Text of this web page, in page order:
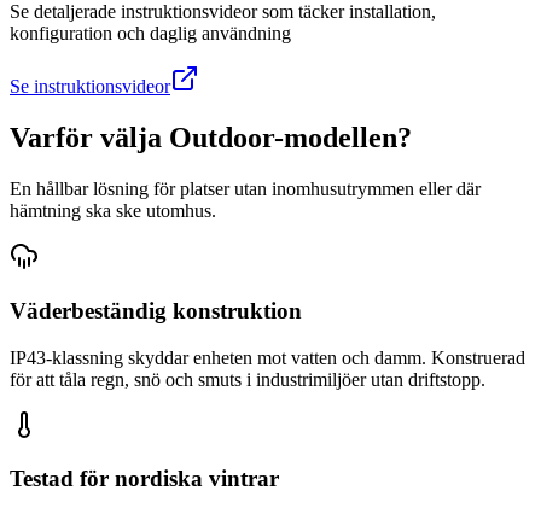
Se detaljerade instruktionsvideor som täcker installation,
konfiguration och daglig användning
Se instruktionsvideor
Varför välja Outdoor-modellen?
En hållbar lösning för platser utan inomhusutrymmen eller där
hämtning ska ske utomhus.
Väderbeständig konstruktion
IP43-klassning skyddar enheten mot vatten och damm. Konstruerad
för att tåla regn, snö och smuts i industrimiljöer utan driftstopp.
Testad för nordiska vintrar